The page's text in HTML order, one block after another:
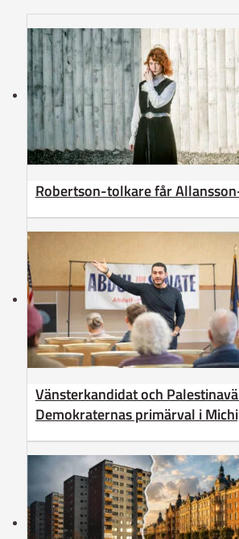
Robertson-tolkare får
Vänsterkandidat och
Demokraternas primärval i